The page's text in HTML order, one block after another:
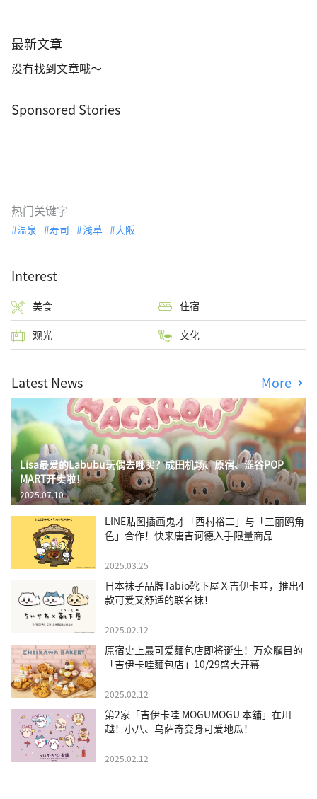
最新文章
没有找到文章哦～
Sponsored Stories
热门关键字
温泉 寿司 浅草 大阪
Interest
美食 住宿
观光 文化
Latest News More
Lisa最爱的Labubu玩偶去哪买？成田机场、原宿、涩谷POP
MART开卖啦！
2025.07.10
LINE贴图插画鬼才「西村裕二」与「三丽鸥角
色」合作！快来唐吉诃德入手限量商品
2025.03.25
日本袜子品牌Tabio靴下屋Ｘ吉伊卡哇，推出4
款可爱又舒适的联名袜！
2025.02.12
原宿史上最可爱麵包店即将诞生！万众瞩目的
「吉伊卡哇麵包店」10/29盛大开幕
2025.02.12
第2家「吉伊卡哇 MOGUMOGU 本舖」在川
越！小八、乌萨奇变身可爱地瓜！
2025.02.12